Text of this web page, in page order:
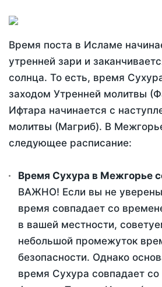
Время поста в Исламе
утренней зари и
солнца. То есть, время
заходом Утренней молитвы
Ифтара начинается с
молитвы (Магриб). В
следующее расписание:
Время Сухура в Межгорье
ВАЖНО! Если вы не
время совпадает со
в вашей местности,
небольшой промежуток
безопасности. Однако
время Сухура совпадает